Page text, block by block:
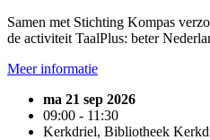
Samen met Stichting Kompas
de activiteit TaalPlus: beter
Meer informatie
ma 21 sep 2026
09:00 - 11:30
Kerkdriel, Bibliotheek